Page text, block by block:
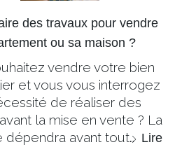
des travaux pour vendre
ou sa maison ?
vendre votre bien
et vous vous interrogez
de réaliser des
la mise en vente ? La
dépendra avant tout… Lire